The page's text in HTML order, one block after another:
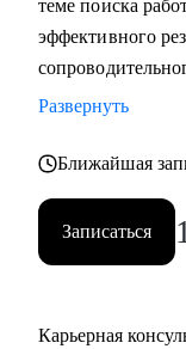
сложные вопросы.
Кому могу помочь:
среднего звена
при смене
•
теме поиска
эффективного
Развернуть
Ближайшая
Записаться
Карьерная